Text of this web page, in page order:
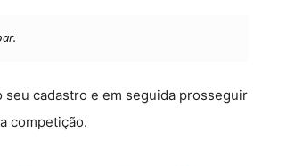
seu cadastro e em seguida prosseguir
competição.